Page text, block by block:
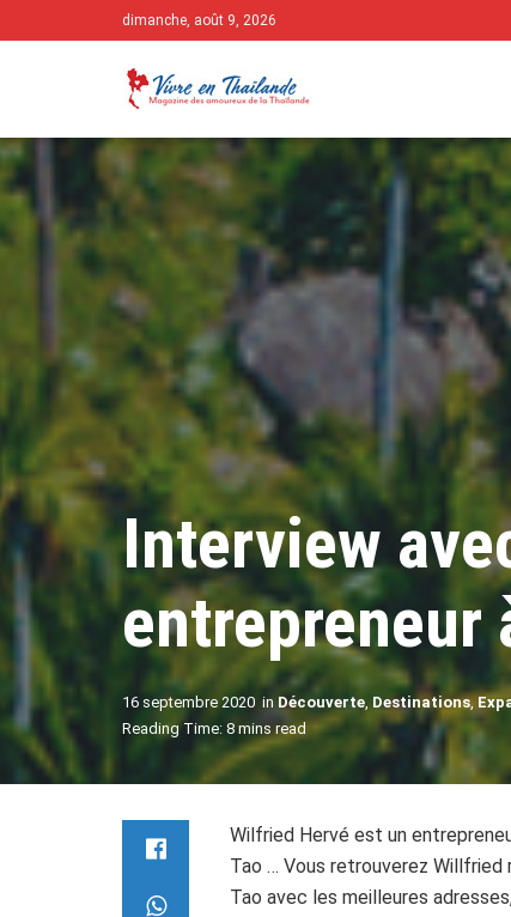
dimanche, août 9, 2026
Interview
entrepreneur
16 septembre 2020 in Découverte,Destinations,
Reading Time: 8 mins read
Wilfried Hervé est un
Tao … Vous retrouverez Willfried
Tao avec les meilleures